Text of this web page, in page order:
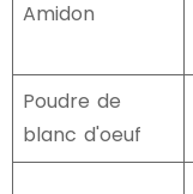
Amidon
Poudre de
blanc d'oeuf